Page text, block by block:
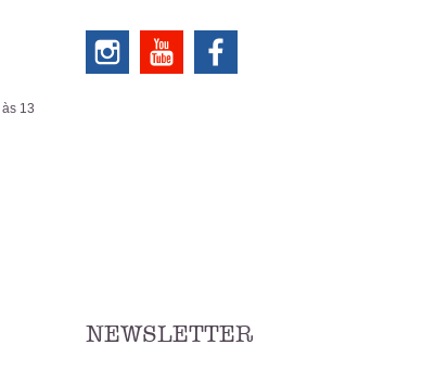
13
NEWSLETTER